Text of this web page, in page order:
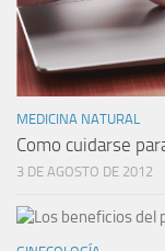
MEDICINA NATURAL
Como cuidarse
3 DE AGOSTO DE 2012